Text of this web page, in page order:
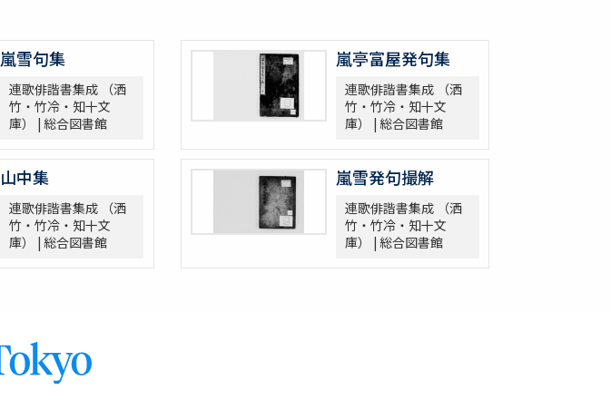
嵐雪句集
連歌俳諧書集成 （洒
竹・竹冷・知十文
庫） | 総合図書館
嵐亭富屋発句集
連歌俳諧書集成 （洒
竹・竹冷・知十文
庫） | 総合図書館
山中集
連歌俳諧書集成 （洒
竹・竹冷・知十文
庫） | 総合図書館
嵐雪発句撮解
連歌俳諧書集成 （洒
竹・竹冷・知十文
庫） | 総合図書館